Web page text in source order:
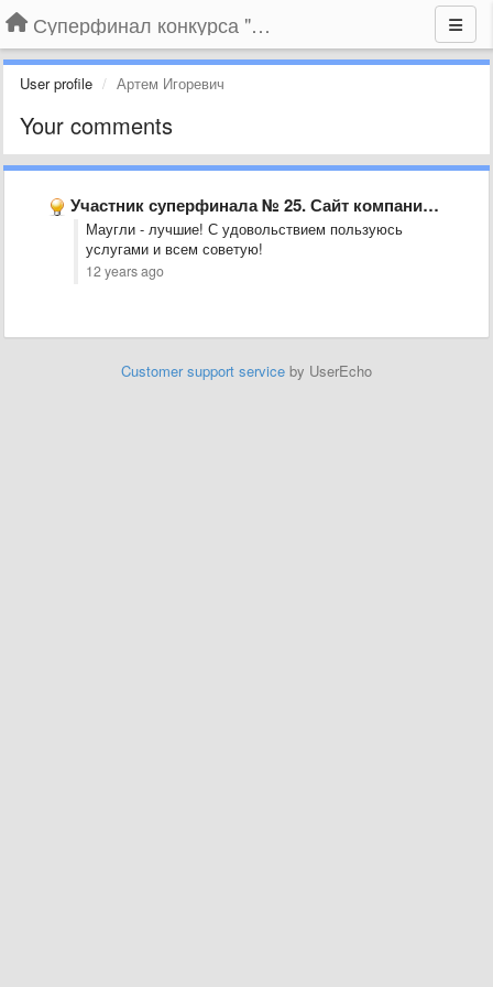
Суперфинал конкурса "Компания года-2014" на BLIZKO.ru
User profile Артем Игоревич
Your comments
Участник суперфинала № 25. Сайт компании «Маугли-74», г. Челябинск
Маугли - лучшие! С удовольствием пользуюсь
услугами и всем советую!
12 years ago
Customer support service by UserEcho